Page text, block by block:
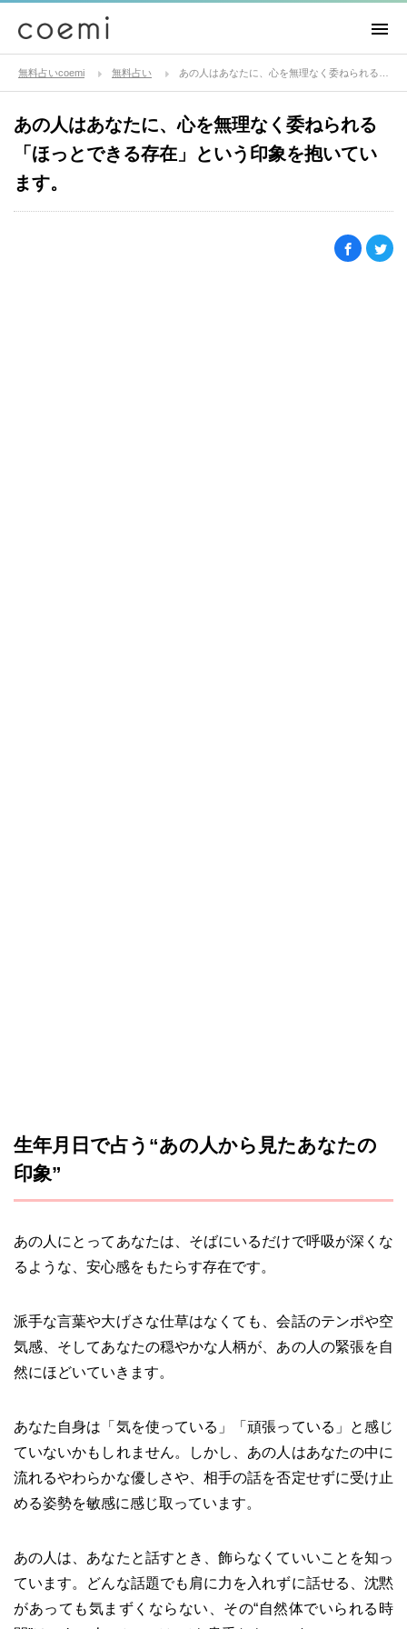
無料占いcoemi 無料占い
あの人はあなたに、心を無理なく委ねられる
「ほっとできる存在」という印象を抱いてい
ます。
生年月日で占う“あの人から見たあなたの
印象”
あの人にとってあなたは、そばにいるだけで呼吸が深くな
るような、安心感をもたらす存在です。
派手な言葉や大げさな仕草はなくても、会話のテンポや空
気感、そしてあなたの穏やかな人柄が、あの人の緊張を自
然にほどいていきます。
あなた自身は「気を使っている」「頑張っている」と感じ
ていないかもしれません。しかし、あの人はあなたの中に
流れるやわらかな優しさや、相手の話を否定せずに受け止
める姿勢を敏感に感じ取っています。
あの人は、あなたと話すとき、飾らなくていいことを知っ
ています。どんな話題でも肩に力を入れずに話せる、沈黙
があっても気まずくならない、その“自然体でいられる時